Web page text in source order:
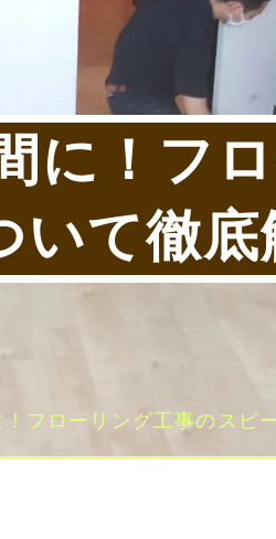
に！フ
て徹底
フローリング工事のスピ